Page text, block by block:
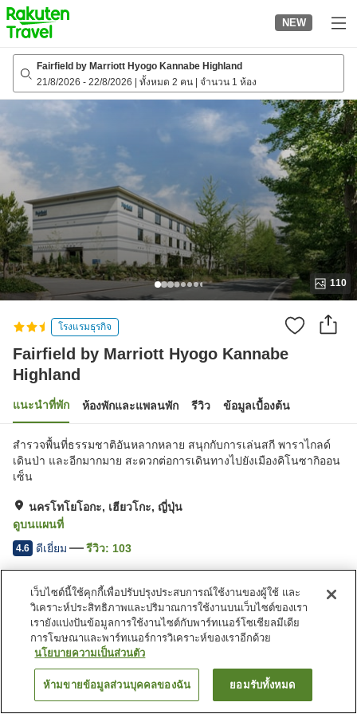
to
top
page
NEW
Fairfield by Marriott Hyogo Kannabe Highland
21/8/2026 - 22/8/2026 ทั้งหมด 2 คน จำนวน 1 ห้อง
110
โรงแรมธุรกิจ
Fairfield by Marriott Hyogo Kannabe
Highland
แนะนำที่พัก ห้องพักและแพลนพัก รีวิว ข้อมูลเบื้องต้น
สำรวจพื้นที่ธรรมชาติอันหลากหลาย สนุกกับการเล่นสกี พาราไกลด์
เดินป่า และอีกมากมาย สะดวกต่อการเดินทางไปยังเมืองคิโนซากิออน
เซ็น
นครโทโยโอกะ, เฮียวโกะ, ญี่ปุ่น
ดูบนแผนที่
4.6 ดีเยี่ยม รีวิว: 103
สิ่งอำนวยความสะดวกในที่พัก
Wi-Fi
เลานจ์
ปลอดบุหรี่
ตู้จำหน่ายอัตโนมัติ
Fairfield by Marriott Hyogo Kannabe Highland
ค้นหาห้องพัก
เว็บไซต์นี้ใช้คุกกี้เพื่อปรับปรุงประสบการณ์ใช้งานของผู้ใช้ และ
วิเคราะห์ประสิทธิภาพและปริมาณการใช้งานบนเว็บไซต์ของเรา
เรายังแบ่งปันข้อมูลการใช้งานไซต์กับพาร์ทเนอร์โซเชียลมีเดีย
การโฆษณาและพาร์ทเนอร์การวิเคราะห์ของเราอีกด้วย
นโยบายความเป็นส่วนตัว
ห้ามขายข้อมูลส่วนบุคคลของฉัน ยอมรับทั้งหมด